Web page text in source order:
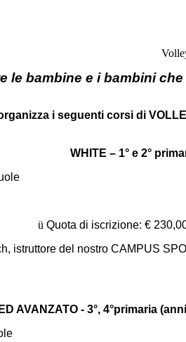
le bambine e i bambini
i seguenti corsi di
WHITE – 1° e 2°
ü Quota di iscrizione: €
del nostro CAMPUS
AVANZATO - 3°, 4°primaria